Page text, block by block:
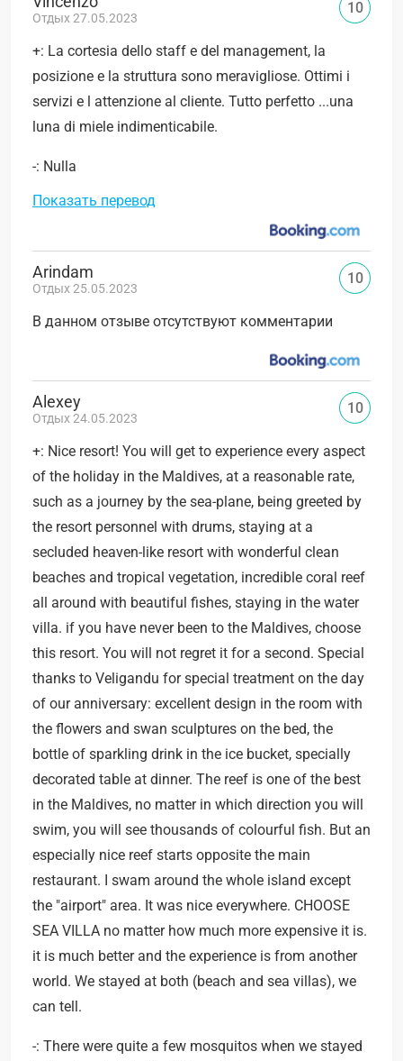
Отдых 27.05.2023
+: La cortesia dello staff e del management, la
posizione e la struttura sono meravigliose. Ottimi i
servizi e l attenzione al cliente. Tutto perfetto ...una
luna di miele indimenticabile.
-: Nulla
Показать перевод
10
Arindam
Отдых 25.05.2023
В данном отзыве отсутствуют комментарии
10
Alexey
Отдых 24.05.2023
+: Nice resort! You will get to experience every aspect
of the holiday in the Maldives, at a reasonable rate,
such as a journey by the sea-plane, being greeted by
the resort personnel with drums, staying at a
secluded heaven-like resort with wonderful clean
beaches and tropical vegetation, incredible coral reef
all around with beautiful fishes, staying in the water
villa. if you have never been to the Maldives, choose
this resort. You will not regret it for a second. Special
thanks to Veligandu for special treatment on the day
of our anniversary: excellent design in the room with
the flowers and swan sculptures on the bed, the
bottle of sparkling drink in the ice bucket, specially
decorated table at dinner. The reef is one of the best
in the Maldives, no matter in which direction you will
swim, you will see thousands of colourful fish. But an
especially nice reef starts opposite the main
restaurant. I swam around the whole island except
the "airport" area. It was nice everywhere. CHOOSE
SEA VILLA no matter how much more expensive it is.
it is much better and the experience is from another
world. We stayed at both (beach and sea villas), we
can tell.
-: There were quite a few mosquitos when we stayed
10